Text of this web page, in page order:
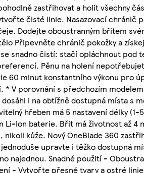
zastřihovat a holit všechny
čisté linie. Nasazovací chránič
Dodejte oboustranným břitem
Připevněte chránič pokožky a
snadno čistí: stačí opláchnout
Pěnu na holení
60 minut konstantního výkonu pro
V porovnání s předchozím modelem
i na obtížně dostupná místa s
hřeben má 5 nastavení délky
Ion baterie. Břit má životnost až 4
kůže. Nový OneBlade 360
upravte i těžko dostupná
najednou. Snadné použití -
- Vytvořte přesné tvary a ostré